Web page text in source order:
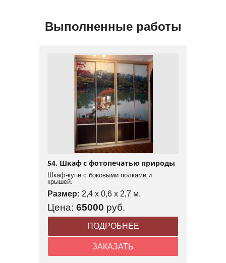
Выполненные работы
54. Шкаф с фотопечатью природы
Шкаф-купе с боковыми полками и
крышей.
Размер: 2,4 x 0,6 x 2,7 м.
Цена: 65000 руб.
ПОДРОБНЕЕ
ЗАКАЗАТЬ